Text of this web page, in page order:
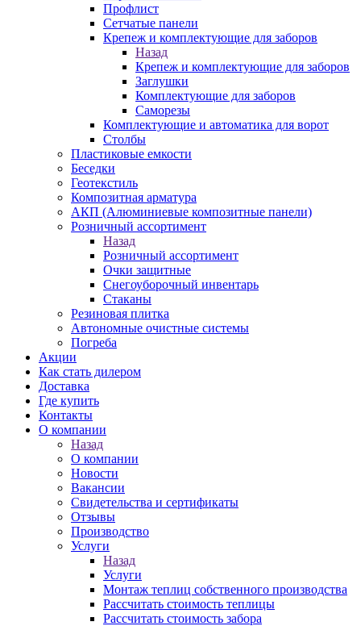
Профлист
Сетчатые панели
Крепеж и комплектующие для заборов
Назад
Крепеж и комплектующие для заборов
Заглушки
Комплектующие для заборов
Саморезы
Комплектующие и автоматика для ворот
Столбы
Пластиковые емкости
Беседки
Геотекстиль
Композитная арматура
АКП (Алюминиевые композитные панели)
Розничный ассортимент
Назад
Розничный ассортимент
Очки защитные
Снегоуборочный инвентарь
Стаканы
Резиновая плитка
Автономные очистные системы
Погреба
Акции
Как стать дилером
Доставка
Где купить
Контакты
О компании
Назад
О компании
Новости
Вакансии
Свидетельства и сертификаты
Отзывы
Производство
Услуги
Назад
Услуги
Монтаж теплиц собственного производства
Рассчитать стоимость теплицы
Рассчитать стоимость забора